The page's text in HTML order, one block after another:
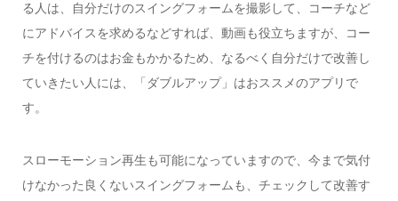
る人は、自分だけのスイングフォームを撮影して、コーチなど
にアドバイスを求めるなどすれば、動画も役立ちますが、コー
チを付けるのはお金もかかるため、なるべく自分だけで改善し
ていきたい人には、「ダブルアップ」はおススメのアプリで
す。
スローモーション再生も可能になっていますので、今まで気付
けなかった良くないスイングフォームも、チェックして改善す